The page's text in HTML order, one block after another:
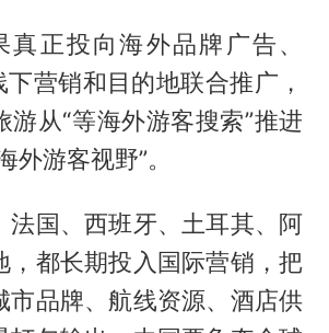
真正投向海外品牌广告、
下营销和目的地联合推广，
游从“等海外游客搜索”推进
外游客视野”。
法国、西班牙、土耳其、阿
，都长期投入国际营销，把
市品牌、航线资源、酒店供